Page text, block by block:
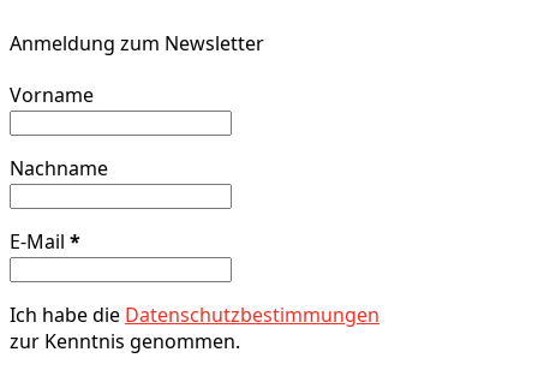
Anmeldung zum Newsletter
Vorname
Nachname
E-Mail *
Ich habe die Datenschutzbestimmungen
zur Kenntnis genommen.